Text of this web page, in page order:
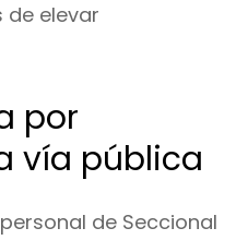
elevar
por
vía pública
de Seccional